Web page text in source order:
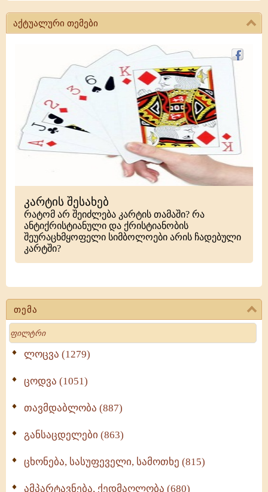
თემა
Search
ლოცვა (1279)
ცოდვა (1051)
თავმდაბლობა (887)
განსაცდელები (863)
ცხონება, სასუფეველი, სამოთხე (815)
ამპარტავნება, ქედმაღლობა (680)
აქტუალური თემები
კარტის შესახებ
რატომ არ შეიძლება კარტის თამაში? რა
ანტიქრისტიანული და ქრისტიანობის
შეურაცხმყოფელი სიმბოლოები არის ჩადებული
კარტში?